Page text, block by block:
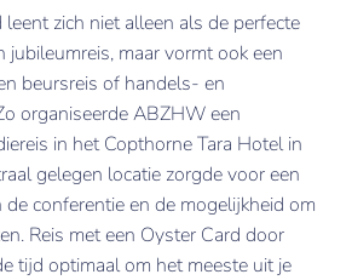
zich niet alleen als de perfecte
jubileumreis, maar vormt ook een
beursreis of handels- en
organiseerde ABZHW een
in het Copthorne Tara Hotel in
gelegen locatie zorgde voor een
conferentie en de mogelijkheid om
Reis met een Oyster Card door
tijd optimaal om het meeste uit je